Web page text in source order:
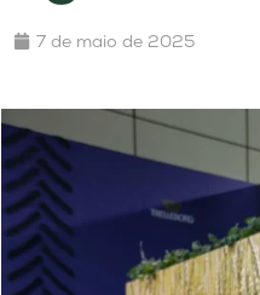
7 de maio de 2025